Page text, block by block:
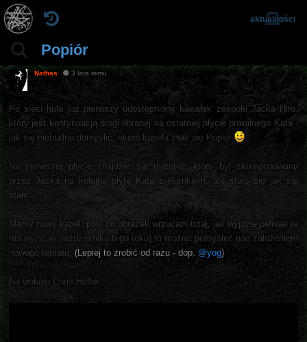
Popiór
aktualności
Nathas 3 lata temu
Po sieci hula już pierwszy udostępniony kawałek zespołu Jacka Hiro,
który jest kontynuacją drogi obranej na ostatniej płycie prawilnego Kata -
jak się nietrudno domyślić, skoro kapela zwie się Popiór
Na pierwszej płycie znajdzie się materiał, który był skomponowany
przez Jacka na kolejną płytę Kata z Romkiem, ale stało się jak się
stało.
Mamy nowy kapel, póki co obrazek wrzucam tutaj, jak wyjdzie pełniak (a
ma wyjść w październiku tego roku) to można pomyśleć nad założeniem
nowego tematu. (Lepiej to zrobić od razu - dop. @yog)
Na wokalu Chris Hofler.